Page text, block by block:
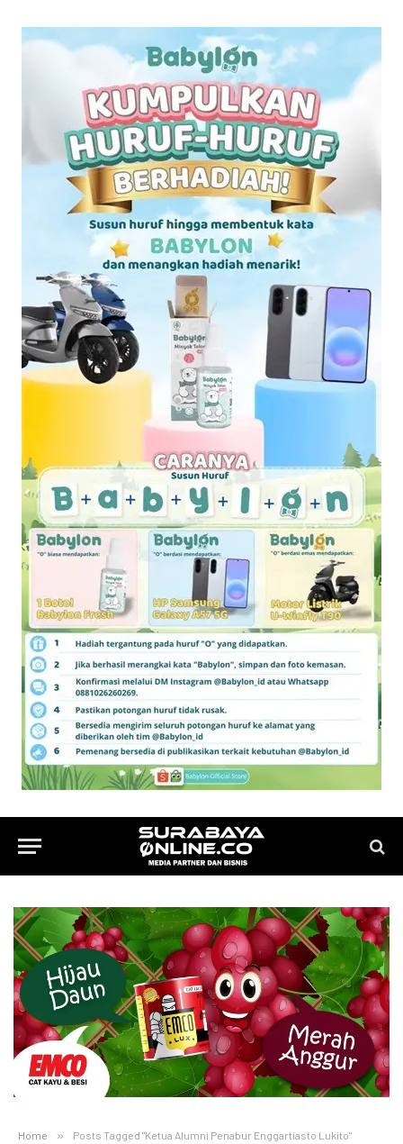
Home » Posts Tagged "Ketua Alumni Penabur Enggartiasto Lukito"